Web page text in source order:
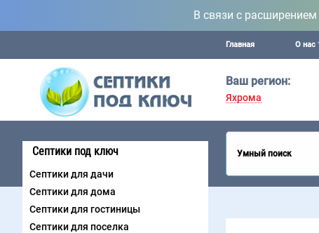
В связи с расширением
Главная О нас
Ваш регион:
Яхрома
Умный поиск
Септики под ключ
Септики для дачи
Септики для дома
Септики для гостиницы
Септики для поселка